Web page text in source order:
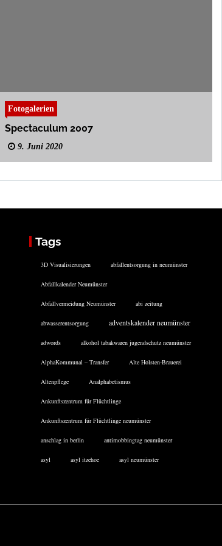
Fotogalerien
Spectaculum 2007
9. Juni 2020
Tags
3D Visualisierungen abfallentsorgung in neumünster
Abfallkalender Neumünster
Abfallvermeidung Neumünster abi zeitung
abwasserentsorgung adventskalender neumünster
adwords alkohol tabakwaren jugendschutz neumünster
AlphaKommunal – Transfer Alte Holsten-Brauerei
Altenpflege Analphabetismus
Ankunftszentrum für Flüchtlinge
Ankunftszentrum für Flüchtlinge neumünster
anschlag in berlin antimobbingtag neumünster
asyl asyl itzehoe asyl neumünster